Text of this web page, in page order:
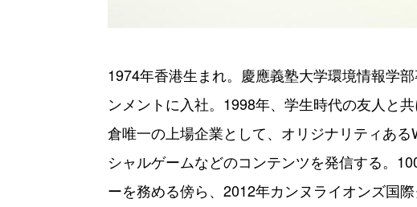
1974年香港生まれ。慶應義塾大学環境情報学
ンメントに入社。1998年、学生時代の友人と
倉唯一の上場企業として、オリジナリティあ
シャルゲームなどのコンテンツを発信する。
ーを務める傍ら、2012年カンヌライオンズ国